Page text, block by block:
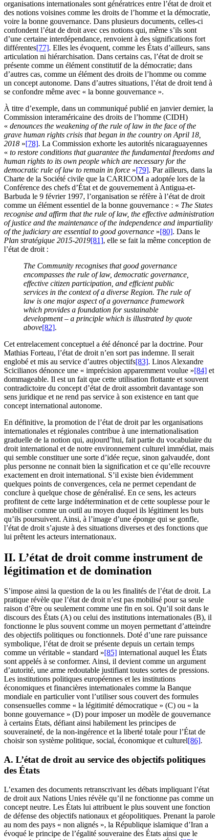
organisations internationales sont génératrices entre l’état de droit et
des notions voisines comme les droits de l’homme et la démocratie,
voire la bonne gouvernance. Dans plusieurs documents, celles-ci
confondent l’état de droit avec ces notions qui, même s’ils sont
d’une certaine interdépendance, renvoient à des significations fort
différentes[77]. Elles les évoquent, comme les États d’ailleurs, sans
articulation ni hiérarchisation. Dans certains cas, l’état de droit se
présente comme un élément constitutif de la démocratie; dans
d’autres cas, comme un élément des droits de l’homme ou comme
un concept autonome. Dans d’autres situations, l’état de droit tend à
se confondre même avec « la bonne gouvernance ».
À titre d’exemple, dans un communiqué publié en janvier dernier, la
Commission interaméricaine des droits de l’homme (CIDH)
« denounces the weakening of the rule of law in the face of the
grave human rights crisis that began in the country on April 18,
2018 »[78]. La Commission exhorte les autorités nicaraguayennes
« to restore conditions that guarantee the fundamental freedoms and
human rights to its own people which are necessary for the
democratic rule of law to remain in force »[79]. Par ailleurs, dans la
Charte de la Société civile que la CARICOM a adoptée lors de la
Conférence des chefs d’État et de gouvernement à Antigua-et-
Barbuda le 9 février 1997, l’organisation se réfère à l’état de droit
comme un élément essentiel de la bonne gouvernance : « The States
recognise and affirm that the rule of law, the effective administration
of justice and the maintenance of the independence and impartiality
of the judiciary are essential to good governance »[80]. Dans le
Plan stratégique 2015-2019[81], elle se fait la même conception de
l’état de droit :
The Community recognises that good governance
encompasses the rule of law, democratic governance,
effective citizen participation, and efficient public
services in the context of a diverse Region. The rule of
law is one major aspect of a governance framework
which provides a foundation for sustainable
development – a principle which is illustrated by quote
above[82].
Cet entrelacement conceptuel a été dénoncé par la doctrine. Pour
Mathias Forteau, l’état de droit n’en sort pas indemne. Il serait
englobé et mis au service d’autres objectifs[83]. Linos Alexandre
Scicilianos dénonce une « imprécision apparemment voulue »[84] et
dommageable. Il est un fait que cette utilisation flottante et souvent
contradictoire du concept d’état de droit assombrit davantage son
sens juridique et ne rend pas service à son existence en tant que
concept international autonome.
En définitive, la promotion de l’état de droit par les organisations
internationales et régionales contribue à une internationalisation
graduelle de la notion qui, aujourd’hui, fait partie du vocabulaire du
droit international et de notre environnement culturel immédiat, mais
qui semble constituer une sorte d’idée reçue, sinon galvaudée, dont
plus personne ne connait bien la signification et ce qu’elle recouvre
exactement en droit international. S’il existe bien évidemment
quelques points de convergences, cela ne permet cependant de
conclure à quelque chose de généralisé. En ce sens, les acteurs
profitent de cette large indétermination et de cette souplesse pour le
mobiliser comme un outil au moyen duquel ils légitiment les buts
qu’ils poursuivent. Ainsi, à l’image d’une éponge qui se gonfle,
l’état de droit s’ajuste à des situations diverses et des fonctions que
lui prêtent les acteurs internationaux.
II. L’état de droit comme instrument de
légitimation et de domination
S’impose ainsi la question de la ou les finalités de l’état de droit. La
pratique révèle que l’état de droit n’est pas mobilisé pour sa seule
raison d’être ou seulement comme une fin en soi. Qu’il soit dans le
discours des États (A) ou celui des institutions internationales (B), il
fonctionne le plus souvent comme un moyen permettant d’atteindre
des objectifs politiques ou fonctionnels. Doté d’une rare puissance
symbolique, l’état de droit se présente depuis un certain temps
comme un véritable « standard »[85] international auquel les États
sont appelés à se conformer. Ainsi, il devient comme un argument
d’autorité, une arme redoutable justifiant toutes sortes de pressions.
Les institutions politiques européennes et les institutions
économiques et financières internationales comme la Banque
mondiale en particulier vont l’utiliser sous couvert des formules
consensuelles comme « la légitimité démocratique » (C) ou « la
bonne gouvernance » (D) pour imposer un modèle de gouvernance
à certains États, défiant ainsi habilement les principes de
souveraineté, de la non-ingérence et la liberté totale pour l’État de
choisir son système politique, social, économique et culturel[86].
A. L’état de droit au service des objectifs politiques
des États
L’examen des documents retranscrivant les débats impliquant l’état
de droit aux Nations Unies révèle qu’il ne fonctionne pas comme un
concept neutre. Les États lui attribuent le plus souvent une fonction
de défense des objectifs nationaux et géopolitiques. Prenant la parole
au nom des pays « non alignés », la République islamique d’Iran a
évoqué le principe de l’égalité souveraine des États ainsi que le